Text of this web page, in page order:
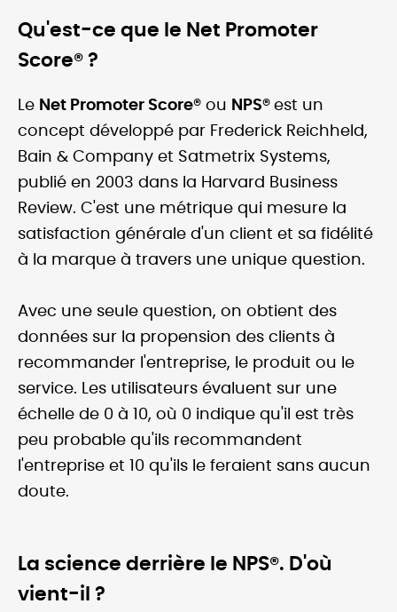
Qu'est-ce que le Net Promoter
Score® ?
Le Net Promoter Score® ou NPS® est un
concept développé par Frederick Reichheld,
Bain & Company et Satmetrix Systems,
publié en 2003 dans la Harvard Business
Review. C'est une métrique qui mesure la
satisfaction générale d'un client et sa fidélité
à la marque à travers une unique question.
Avec une seule question, on obtient des
données sur la propension des clients à
recommander l'entreprise, le produit ou le
service. Les utilisateurs évaluent sur une
échelle de 0 à 10, où 0 indique qu'il est très
peu probable qu'ils recommandent
l'entreprise et 10 qu'ils le feraient sans aucun
doute.
La science derrière le NPS®. D'où
vient-il ?